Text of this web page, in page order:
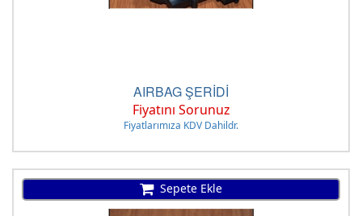
AIRBAG ŞERİDİ
Fiyatını Sorunuz
Fiyatlarımıza KDV Dahildr.
Sepete Ekle